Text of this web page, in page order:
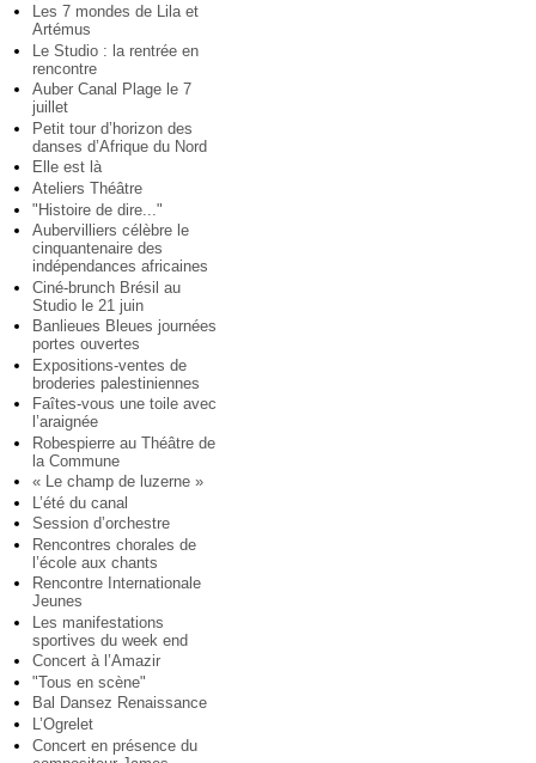
Les 7 mondes de Lila et
Artémus
Le Studio : la rentrée en
rencontre
Auber Canal Plage le 7
juillet
Petit tour d’horizon des
danses d’Afrique du Nord
Elle est là
Ateliers Théâtre
"Histoire de dire..."
Aubervilliers célèbre le
cinquantenaire des
indépendances africaines
Ciné-brunch Brésil au
Studio le 21 juin
Banlieues Bleues journées
portes ouvertes
Expositions-ventes de
broderies palestiniennes
Faîtes-vous une toile avec
l’araignée
Robespierre au Théâtre de
la Commune
« Le champ de luzerne »
L’été du canal
Session d’orchestre
Rencontres chorales de
l’école aux chants
Rencontre Internationale
Jeunes
Les manifestations
sportives du week end
Concert à l’Amazir
"Tous en scène"
Bal Dansez Renaissance
L’Ogrelet
Concert en présence du